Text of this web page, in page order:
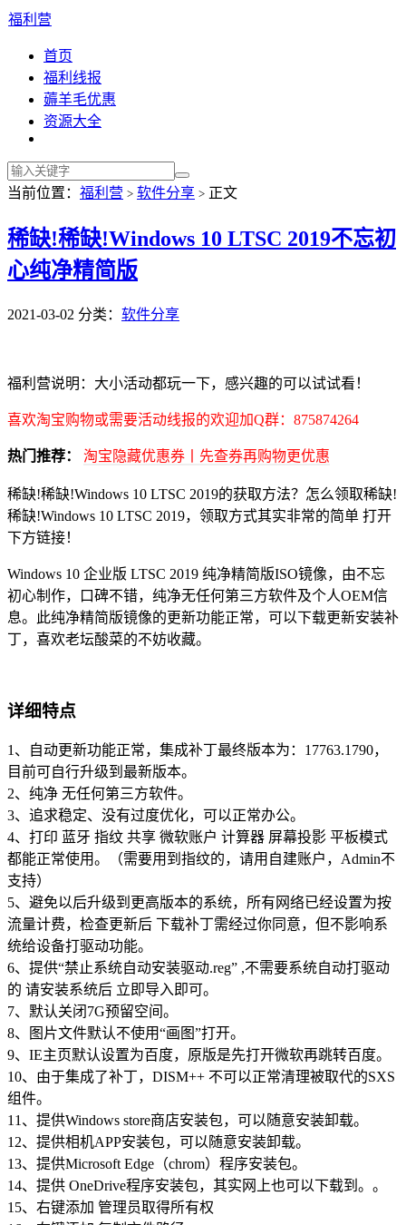
福利营
首页
福利线报
薅羊毛优惠
资源大全
当前位置： 福利营 > 软件分享 > 正文
稀缺!稀缺!Windows 10 LTSC 2019不忘初
心纯净精简版
2021-03-02 分类： 软件分享
福利营说明：大小活动都玩一下，感兴趣的可以试试看！
喜欢淘宝购物或需要活动线报的欢迎加Q群：875874264
热门推荐： 淘宝隐藏优惠券丨先查券再购物更优惠
稀缺!稀缺!Windows 10 LTSC 2019的获取方法？怎么领取稀缺!
稀缺!Windows 10 LTSC 2019，领取方式其实非常的简单 打开
下方链接！
Windows 10 企业版 LTSC 2019 纯净精简版ISO镜像，由不忘
初心制作，口碑不错，纯净无任何第三方软件及个人OEM信
息。此纯净精简版镜像的更新功能正常，可以下载更新安装补
丁，喜欢老坛酸菜的不妨收藏。
详细特点
1、自动更新功能正常，集成补丁最终版本为：17763.1790，
目前可自行升级到最新版本。
2、纯净 无任何第三方软件。
3、追求稳定、没有过度优化，可以正常办公。
4、打印 蓝牙 指纹 共享 微软账户 计算器 屏幕投影 平板模式
都能正常使用。（需要用到指纹的，请用自建账户，Admin不
支持）
5、避免以后升级到更高版本的系统，所有网络已经设置为按
流量计费，检查更新后 下载补丁需经过你同意，但不影响系
统给设备打驱动功能。
6、提供“禁止系统自动安装驱动.reg” ,不需要系统自动打驱动
的 请安装系统后 立即导入即可。
7、默认关闭7G预留空间。
8、图片文件默认不使用“画图”打开。
9、IE主页默认设置为百度，原版是先打开微软再跳转百度。
10、由于集成了补丁，DISM++ 不可以正常清理被取代的SXS
组件。
11、提供Windows store商店安装包，可以随意安装卸载。
12、提供相机APP安装包，可以随意安装卸载。
13、提供Microsoft Edge（chrom）程序安装包。
14、提供 OneDrive程序安装包，其实网上也可以下载到。。
15、右键添加 管理员取得所有权